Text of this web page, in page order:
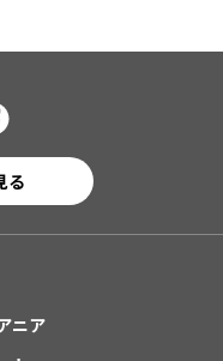
る
ニア